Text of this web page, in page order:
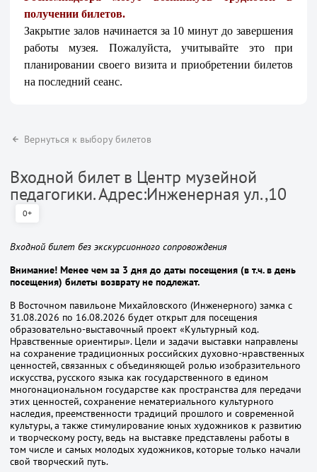
получении билетов.
Закрытие залов начинается за 10 минут до завершения
работы музея. Пожалуйста, учитывайте это при
планировании своего визита и приобретении билетов
на последний сеанс.
Вернуться к выбору билетов
Входной билет в Центр музейной
педагогики. Адрес:Инженерная ул.,10
0+
Входной билет без экскурсионного сопровождения
Внимание! Менее чем за 3 дня до даты посещения (в т.ч. в день
посещения) билеты возврату не подлежат.
В Восточном павильоне Михайловского (Инженерного) замка с
31.08.2026 по 16.08.2026 будет открыт для посещения
образовательно-выставочный проект «Культурный код.
Нравственные ориентиры». Цели и задачи выставки направлены
на сохранение традиционных российских духовно-нравственных
ценностей, связанных с объединяющей ролью изобразительного
искусства, русского языка как государственного в едином
многонациональном государстве как пространства для передачи
этих ценностей, сохранение нематериального культурного
наследия, преемственности традиций прошлого и современной
культуры, а также стимулирование юных художников к развитию
и творческому росту, ведь на выставке представлены работы в
том числе и самых молодых художников, которые только начали
свой творческий путь.